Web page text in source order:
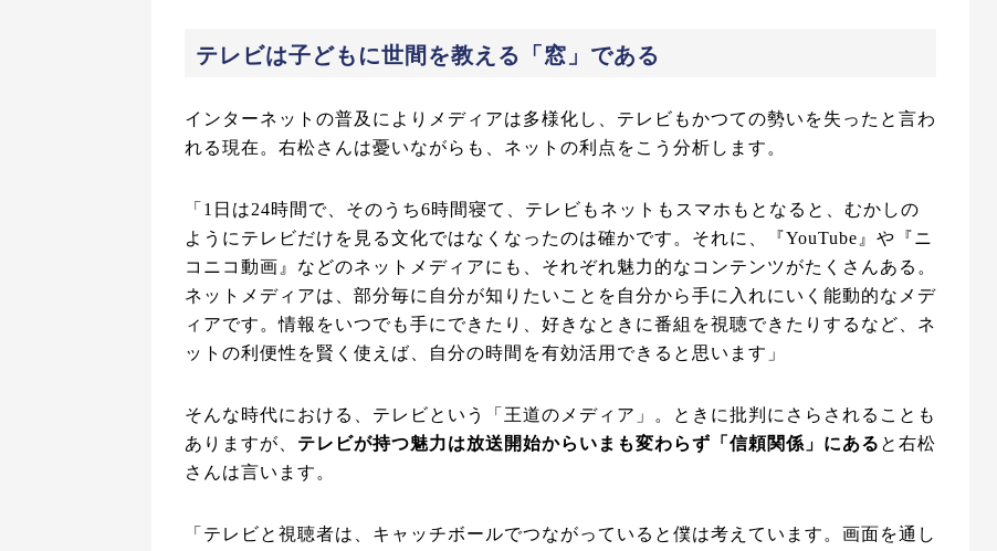
テレビは子どもに世間を教える「窓」である
インターネットの普及によりメディアは多様化し、テレビもかつての勢いを失ったと言わ
れる現在。右松さんは憂いながらも、ネットの利点をこう分析します。
「1日は24時間で、そのうち6時間寝て、テレビもネットもスマホもとなると、むかしの
ようにテレビだけを見る文化ではなくなったのは確かです。それに、『YouTube』や『ニ
コニコ動画』などのネットメディアにも、それぞれ魅力的なコンテンツがたくさんある。
ネットメディアは、部分毎に自分が知りたいことを自分から手に入れにいく能動的なメデ
ィアです。情報をいつでも手にできたり、好きなときに番組を視聴できたりするなど、ネ
ットの利便性を賢く使えば、自分の時間を有効活用できると思います」
そんな時代における、テレビという「王道のメディア」。ときに批判にさらされることも
ありますが、 テレビが持つ魅力は放送開始からいまも変わらず「信頼関係」にある と右松
さんは言います。
「テレビと視聴者は、キャッチボールでつながっていると僕は考えています。画面を通し